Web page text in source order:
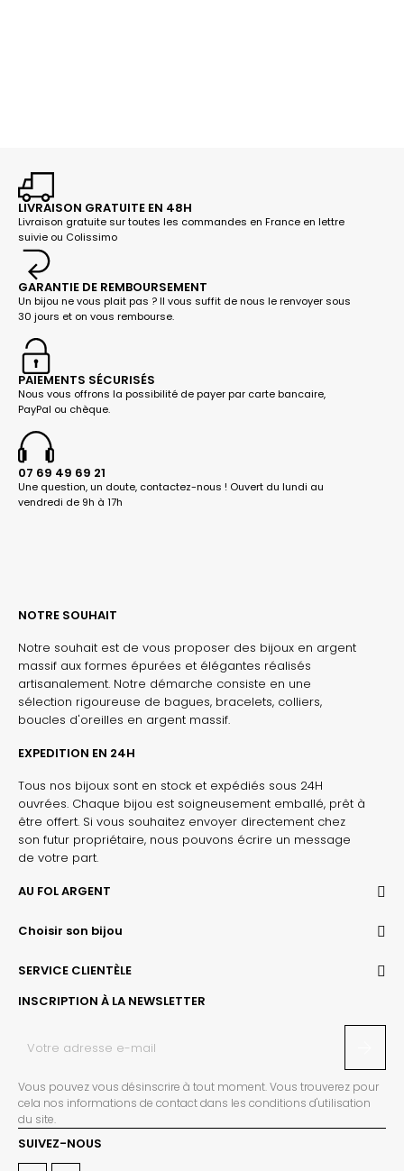
LIVRAISON GRATUITE EN 48H
Livraison gratuite sur toutes les commandes en France en lettre
suivie ou Colissimo
GARANTIE DE REMBOURSEMENT
Un bijou ne vous plait pas ? Il vous suffit de nous le renvoyer sous
30 jours et on vous rembourse.
PAIEMENTS SÉCURISÉS
Nous vous offrons la possibilité de payer par carte bancaire,
PayPal ou chèque.
07 69 49 69 21
Une question, un doute, contactez-nous ! Ouvert du lundi au
vendredi de 9h à 17h
NOTRE SOUHAIT
Notre souhait est de vous proposer des bijoux en argent
massif aux formes épurées et élégantes réalisés
artisanalement. Notre démarche consiste en une
sélection rigoureuse de bagues, bracelets, colliers,
boucles d'oreilles en argent massif.
EXPEDITION EN 24H
Tous nos bijoux sont en stock et expédiés sous 24H
ouvrées. Chaque bijou est soigneusement emballé, prêt à
être offert. Si vous souhaitez envoyer directement chez
son futur propriétaire, nous pouvons écrire un message
de votre part.
AU FOL ARGENT
Choisir son bijou
SERVICE CLIENTÈLE
INSCRIPTION À LA NEWSLETTER
Vous pouvez vous désinscrire à tout moment. Vous trouverez pour
cela nos informations de contact dans les conditions d'utilisation
du site.
SUIVEZ-NOUS